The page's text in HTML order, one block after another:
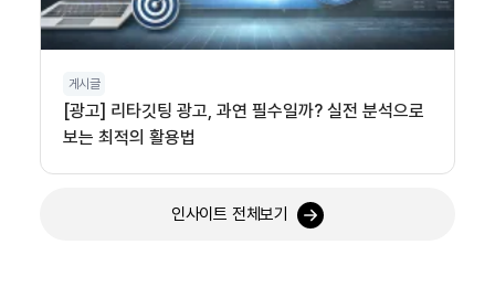
게시글
[광고] 리타깃팅 광고, 과연 필수일까? 실전 분석으로
보는 최적의 활용법
인사이트 전체보기